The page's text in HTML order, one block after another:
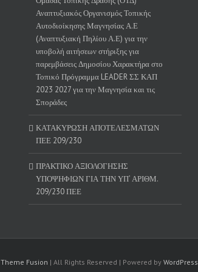
Αναπτυξιακός Οργανισμός Τοπικής
Αυτοδιοίκησης Μαγνησίας Α.Ε
(Αναπτυξιακή Πηλίου Α.Ε) για την
υποβολή αιτήσεων στήριξης για
παρεμβάσεις Δημοσίου Χαρακτήρα στο
Τοπικό Πρόγραμμα LEADER ΣΣ ΚΑΠ
2023 2027 για την Μαγνησία και τις
Σποράδες
ΚΑΤΑΚΥΡΩΣΗ ΑΠΟΤΕΛΕΣΜΑΤΩΝ
ΠΕΕ 209/230
ΠΡΑΚΤΙΚΟ ΑΞΙΟΛΟΓΗΣΗΣ
ΥΠΟΨΗΦΙΩΝ ΓΙΑ ΤΗΝ ΥΠ’ ΑΡΙΘΜ.
209/230 ΠΕΕ
Theme Fusion | All Rights Reserved | Powered by WordPress